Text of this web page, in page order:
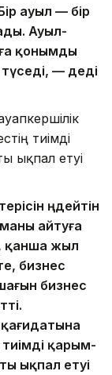
ауыл — бір
Ауыл-
қонымды
— деді
тиімді
ықпал етуі
өңдейтін
айтуға
қанша жыл
бизнес
бизнес
қарым-
ықпал етуі